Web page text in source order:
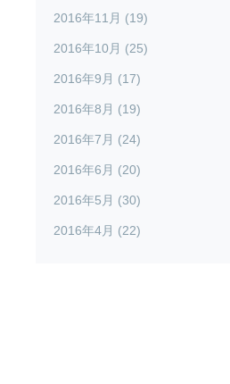
2016年11月 (19)
2016年10月 (25)
2016年9月 (17)
2016年8月 (19)
2016年7月 (24)
2016年6月 (20)
2016年5月 (30)
2016年4月 (22)